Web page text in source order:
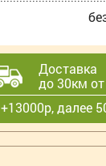
Доставка
до 30км
+13000р, далее